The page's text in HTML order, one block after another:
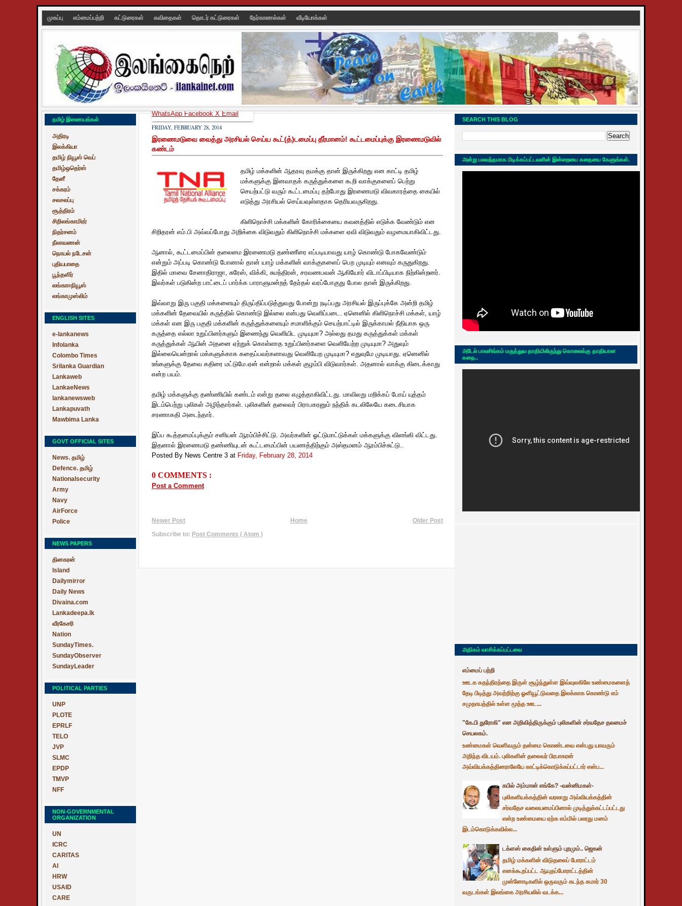
முகப்பு எம்மைப்பற்றி கட்டுரைகள் கவிதைகள் தொடர் கட்டுரைகள் நேர்காணல்கள் வீடியோக்கள்
தமிழ் இணையங்கள்
அதிரடி
இலக்கியா
தமிழ் நியூஸ் வெப்
தமிழ்ஒதெர்ஸ்
தேனீ
சக்கரம்
சலசலப்பு
சூத்திரம்
சிறிலங்காமிரர்
நிதர்சனம்
நீலாவணன்
நொயல் நடேசன்
புதியபாதை
பூந்தளிர்
லங்காஈநியூஸ்
லங்காமுஸ்லிம்
ENGLISH SITES
e-lankanews
Infolanka
Colombo Times
Srilanka Guardian
Lankaweb
LankaeNews
lankanewsweb
Lankapuvath
Mawbima Lanka
GOVT OFFICIAL SITES
News. தமிழ்
Defence. தமிழ்
Nationalsecurity
Army
Navy
AirForce
Police
NEWS PAPERS
தினகரன்
Island
Dailymirror
Daily News
Divaina.com
Lankadeepa.lk
வீரகேசரி
Nation
SundayTimes.
SundayObserver
SundayLeader
POLITICAL PARTIES
UNP
PLOTE
EPRLF
TELO
JVP
SLMC
EPDP
TMVP
NFF
NON-GOVERNMENTAL
ORGANIZATION
UN
ICRC
CARITAS
AI
HRW
USAID
CARE
FRIDAY, FEBRUARY 28, 2014
இரணைமடுவை வைத்து அரசியல் செய்ய கூட்(த்)டமைப்பு தீர்மானம்! கூட்டமைப்புக்கு இரணைமடுவில்
கண்டம்
தமிழ் மக்களின் ஆதரவு தமக்கு தான் இருக்கிறது என காட்டி தமிழ்
மக்களுக்கு இனவாதக் கருத்துக்களை கூறி வாக்குகளைப் பெற்று
செயற்பட்டு வரும் கூட்டமைப்பு தற்போது இரணைமடு விவகாரத்தை கையில்
எடுத்து அரசியல் செய்யவுள்ளதாக தெரியவருகிறது.
கிளிநொச்சி மக்களின் கோரிக்கையை கவனத்தில் எடுக்க வேண்டும் என
சிறிதரன் எம்.பி அவ்வப்போது அறிக்கை விடுவதும் கிளிநொச்சி மக்களை ஏவி விடுவதும் வழமையாகிவிட்டது.
ஆனால், கூட்டமைப்பின் தலைமை இரணைமடு தண்ணீரை எப்படியாவது யாழ் கொண்டு போகவேண்டும்
என்றும் அப்படி கொண்டு போனால் தான் யாழ் மக்களின் வாக்குகளைப் பெற முடியும் எனவும் கருதுகிறது.
இதில் மாவை சேனாதிராஜா, சுரேஸ், விக்கி, சுமந்திரன், சரவணபவன் ஆகியோர் விடாப்பிடியாக நிற்கின்றனர்.
இவர்கள் படுகின்ற பாட்டைப் பார்க்க பாராளுமன்றத் தேர்தல் வரப்போகுது போல தான் இருக்கிறது.
இவ்வாறு இரு பகுதி மக்களையும் திருப்திப்படுத்துவது போன்று நடிப்பது அரசியல் இருப்புக்கே அன்றி தமிழ்
மக்களின் தேவையில் கருத்தில் கொண்டு இல்லை என்பது வெளிப்படை. ஏனெனில் கிளிநொச்சி மக்கள், யாழ்
மக்கள் என இரு பகுதி மக்களின் கருத்துக்களையும் சமாளிக்கும் செயற்பாட்டில் இருக்காமல் நீதியாக ஒரு
கருத்தை எல்லா உறுப்பினர்களும் இணைந்து வெளியிட முடியுமா? அல்லது தமது கருத்துக்கள் மக்கள்
கருத்துக்கள் ஆயின் அதனை ஏற்றுக் கொள்ளாத உறுப்பினர்களை வெளியேற்ற முடியுமா? அதுவும்
இல்லையென்றால் மக்களுக்காக கதைப்பவர்களாவது வெளியேற முடியுமா? எதுவுமே முடியாது. ஏனெனில்
உங்களுக்கு தேவை கதிரை மட்டுமே.ஏன் என்றால் மக்கள் குழம்பி விடுவார்கள். அதனால் வாக்கு கிடைக்காது
என்ற பயம்.
தமிழ் மக்களுக்கு தண்ணியில் கண்டம் என்று தலை எழுத்தாகிவிட்டது. மாவிலறு மறிக்கப் போய் யுத்தம்
இடம்பெற்று புலிகள் அழிந்தார்கள். புலிகளின் தலைவர் பிராபகரனும் நந்திக் கடலிலேயே கடைசியாக
சரணாகதி அடைந்தார்.
இப்ப கூத்தமைப்புக்கும் சனியன் ஆரம்பிச்சிட்டு. அவர்களின் ஓட்டுமாட்டுக்கள் மக்களுக்கு விளங்கி விட்டது.
இதனால் இரணைமடு தண்ணியுடன் கூட்டமைப்பின் பயணத்திற்கும் அஸ்தமனம் ஆரம்பிச்சுட்டு..
Posted By News Centre 3 at Friday, February 28, 2014
0 COMMENTS :
Post a Comment
Newer Post Older Post
Home
Subscribe to: Post Comments ( Atom )
WhatsAppFacebookXEmail
SEARCH THIS BLOG
அன்று பலவந்தமாக பிடிக்கப்பட்டவளின் இன்றையை கதையை கேளுங்கள்.
அடேல் பாலசிங்கம் மருத்துவ தாதியிலிருந்து கொலைக்கு தாதியான
கதை..
அதிகம் வாசிக்கப்பட்டவை
எம்மைப் பற்றி
ஊடக சுதந்திரத்தை இருள் சூழ்ந்துள்ள இவ்வுலகிலே உண்மைகளைத்
தேடி பிடித்து அவற்றிற்கு ஓளியூட்டுவதை இலக்காக கொண்டு எம்
சமுதாயத்தில் உள்ள மூத்த ஊட...
"கே.பி துரோகி" என அறிவித்திருக்கும் புலிகளின் சர்வதேச தலமைச்
செயலகம்.
உண்மைகள் வெளிவரும் தன்மை கொண்டவை என்பது யாவரும்
அறிந்த விடயம். புலிகளின் தலைவர் பிரபாகரன்
அவ்வியக்கத்தினராலேயே காட்டிக்கொடுக்கப்பட்டார் என்ப...
கபில் அம்மான் எங்கே? -வன்னிமகள்-
புலிகளியக்கத்தின் வரலாறு அவ்வியக்கத்தின்
சர்வதேச வலையமைப்பினால் முடித்துக்கட்டப்பட்டது
என்ற உண்மையை ஏற்க எம்மில் பலரது மனம்
இடம்கொடுக்கவில்ல...
டக்ளஸ் கைதின் உள்ளும் புறமும்.. ஜெகன்
தமிழ் மக்களின் விடுதலைப் போராட்டம்
எனக்கூறப்பட்ட ஆயுதப்போராட்டத்தின்
முன்னோடிகளில் ஒருவரும் கடந்த சுமார் 30
வருடங்கள் இலங்கை அரசியலில் வடக்க...